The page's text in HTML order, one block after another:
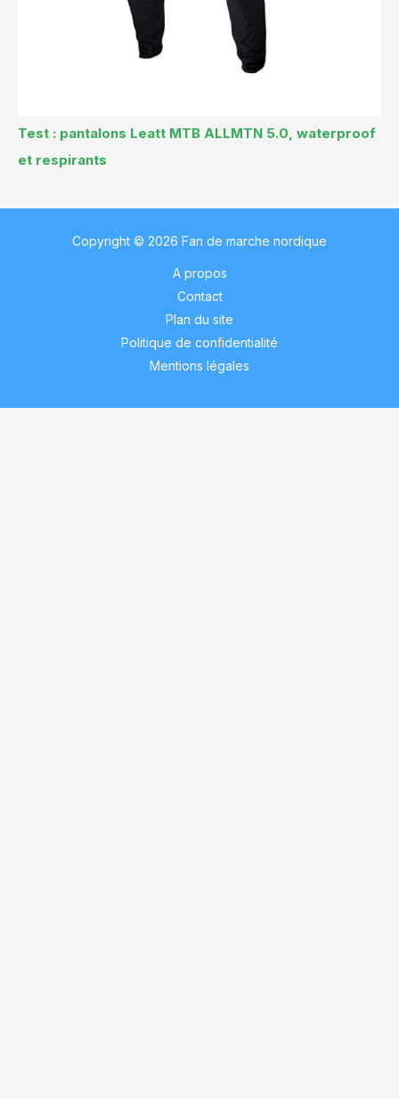
Test : pantalons Leatt MTB ALLMTN 5.0, waterproof
et respirants
Copyright © 2026 Fan de marche nordique
A propos
Contact
Plan du site
Politique de confidentialité
Mentions légales